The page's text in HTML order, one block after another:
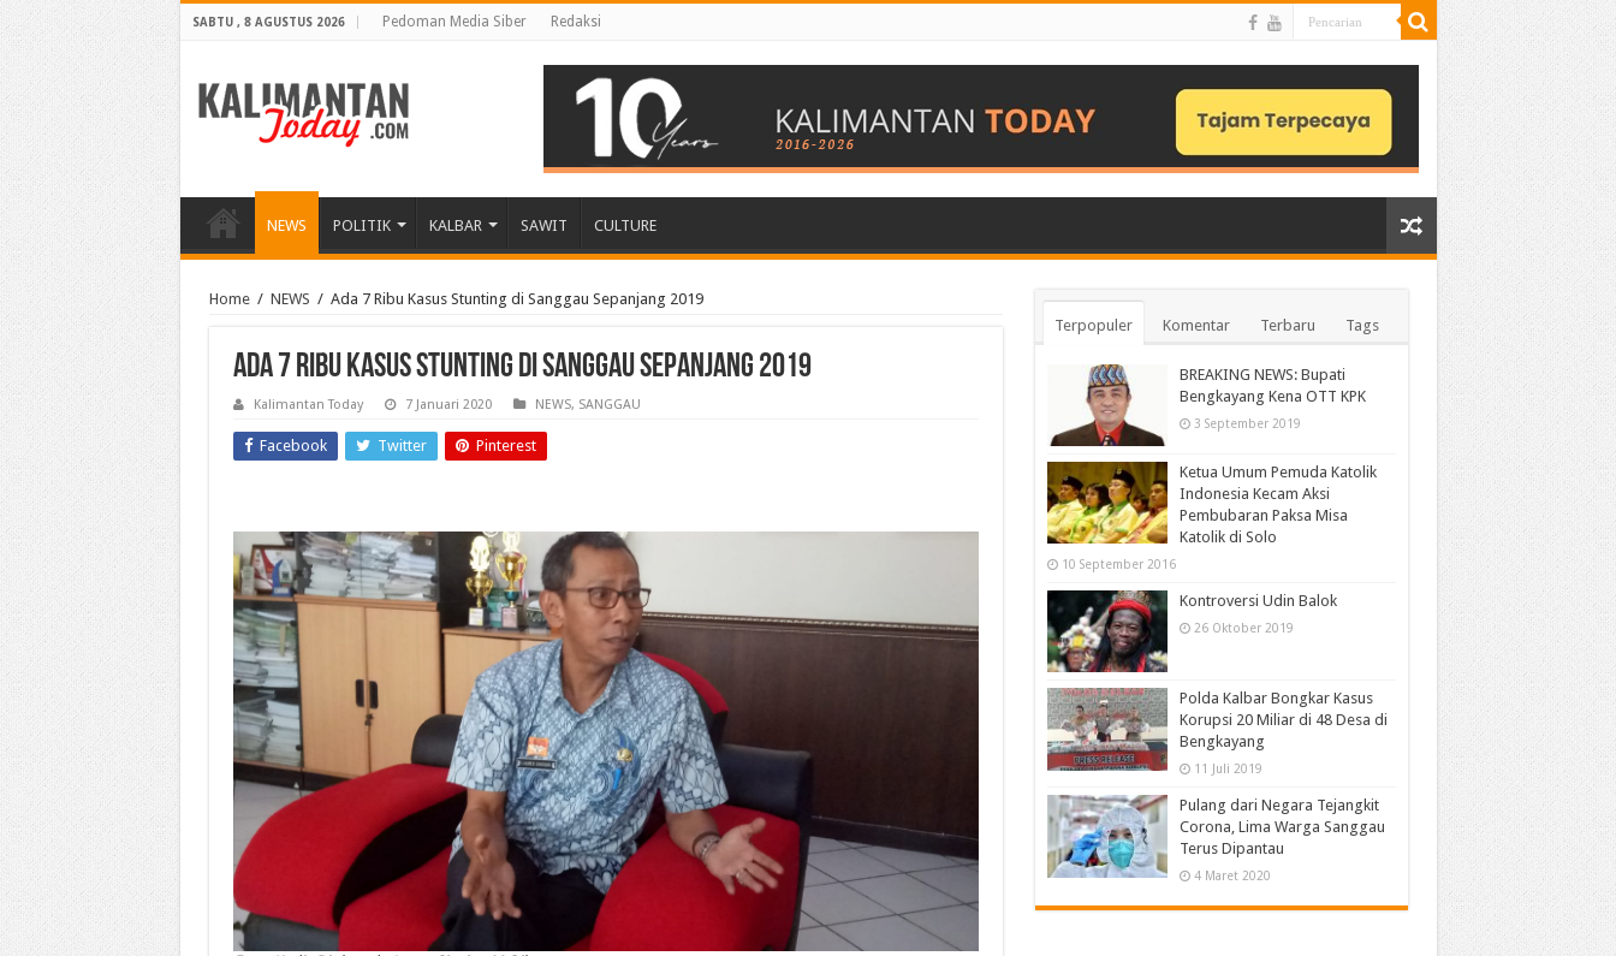
SABTU , 8 AGUSTUS 2026 Pedoman Media Siber Redaksi
NEWS POLITIK KALBAR SAWIT CULTURE
Home / NEWS / Ada 7 Ribu Kasus Stunting di Sanggau Sepanjang 2019
Ada 7 Ribu Kasus Stunting di Sanggau Sepanjang 2019
Kalimantan Today 7 Januari 2020 NEWS, SANGGAU
Facebook Twitter Pinterest
Terpopuler Komentar Terbaru Tags
BREAKING NEWS: Bupati
Bengkayang Kena OTT KPK
3 September 2019
Ketua Umum Pemuda Katolik
Indonesia Kecam Aksi
Pembubaran Paksa Misa
Katolik di Solo
10 September 2016
Kontroversi Udin Balok
26 Oktober 2019
Polda Kalbar Bongkar Kasus
Korupsi 20 Miliar di 48 Desa di
Bengkayang
11 Juli 2019
Pulang dari Negara Tejangkit
Corona, Lima Warga Sanggau
Terus Dipantau
4 Maret 2020